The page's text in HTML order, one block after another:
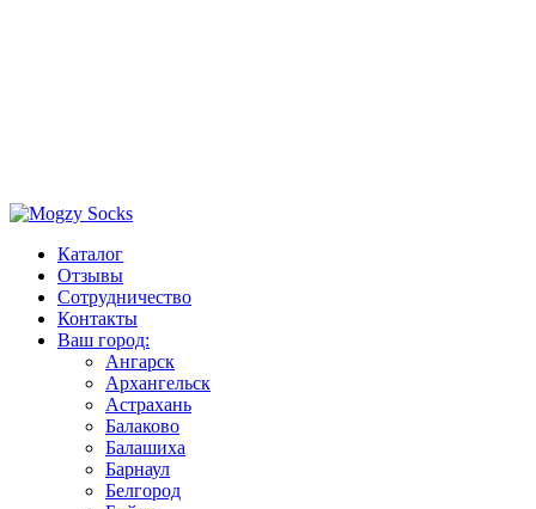
Каталог
Отзывы
Сотрудничество
Контакты
Ваш город:
Ангарск
Архангельск
Астрахань
Балаково
Балашиха
Барнаул
Белгород